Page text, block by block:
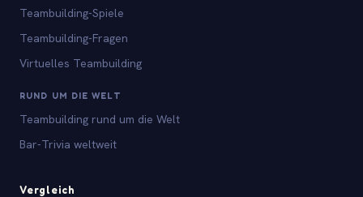
Teambuilding-Spiele
Teambuilding-Fragen
Virtuelles Teambuilding
RUND UM DIE WELT
Teambuilding rund um die Welt
Bar-Trivia weltweit
Vergleich